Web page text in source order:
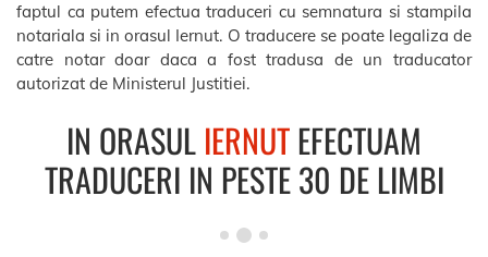
faptul ca putem efectua traduceri cu semnatura si stampila
notariala si in orasul Iernut. O traducere se poate legaliza de
catre notar doar daca a fost tradusa de un traducator
autorizat de Ministerul Justitiei.
IN ORASUL IERNUT EFECTUAM
TRADUCERI IN PESTE 30 DE LIMBI